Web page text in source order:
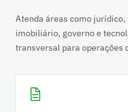
Atenda áreas como
imobiliário, governo e
transversal para operações